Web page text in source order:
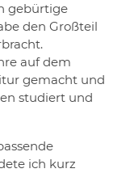
gebürtige
den Großteil
auf dem
gemacht und
studiert und
ich kurz